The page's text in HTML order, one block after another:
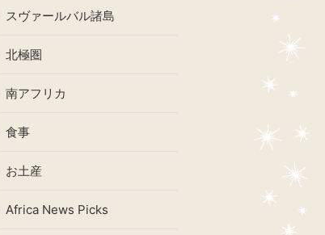
スヴァールバル諸島
北極圏
南アフリカ
食事
お土産
Africa News Picks